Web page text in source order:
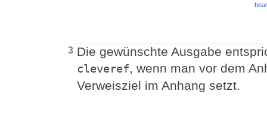
3 Die gewünschte Ausgabe
cleveref, wenn man vor dem
Verweisziel im Anhang setzt.